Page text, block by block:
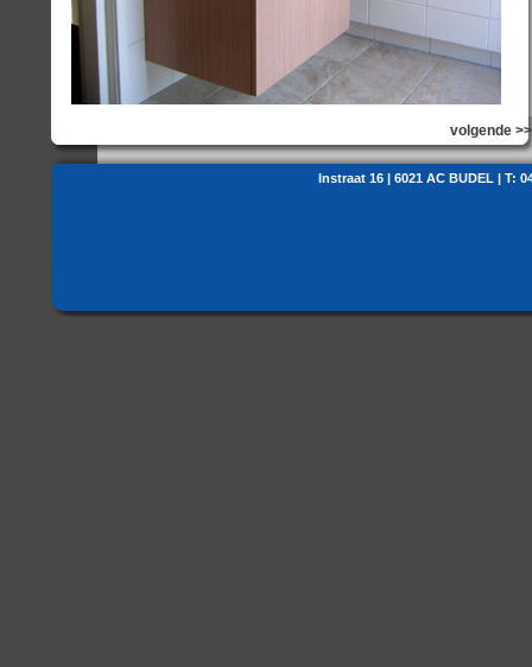
volgende >>
Instraat 16 | 6021 AC BUDEL | T: